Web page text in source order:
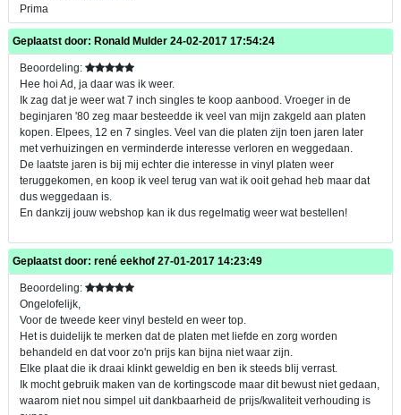
Prima
Geplaatst door: Ronald Mulder 24-02-2017 17:54:24
Beoordeling:
Hee hoi Ad, ja daar was ik weer.
Ik zag dat je weer wat 7 inch singles te koop aanbood. Vroeger in de
beginjaren '80 zeg maar besteedde ik veel van mijn zakgeld aan platen
kopen. Elpees, 12 en 7 singles. Veel van die platen zijn toen jaren later
met verhuizingen en verminderde interesse verloren en weggedaan.
De laatste jaren is bij mij echter die interesse in vinyl platen weer
teruggekomen, en koop ik veel terug van wat ik ooit gehad heb maar dat
dus weggedaan is.
En dankzij jouw webshop kan ik dus regelmatig weer wat bestellen!
Geplaatst door: rené eekhof 27-01-2017 14:23:49
Beoordeling:
Ongelofelijk,
Voor de tweede keer vinyl besteld en weer top.
Het is duidelijk te merken dat de platen met liefde en zorg worden
behandeld en dat voor zo'n prijs kan bijna niet waar zijn.
Elke plaat die ik draai klinkt geweldig en ben ik steeds blij verrast.
Ik mocht gebruik maken van de kortingscode maar dit bewust niet gedaan,
waarom niet nou simpel uit dankbaarheid de prijs/kwaliteit verhouding is